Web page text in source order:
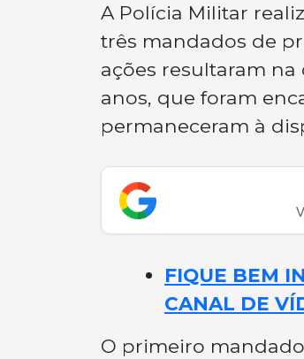
A Polícia Militar
três mandados de
ações resultaram na
anos, que foram
permaneceram à
FIQUE BEM
CANAL DE
O primeiro